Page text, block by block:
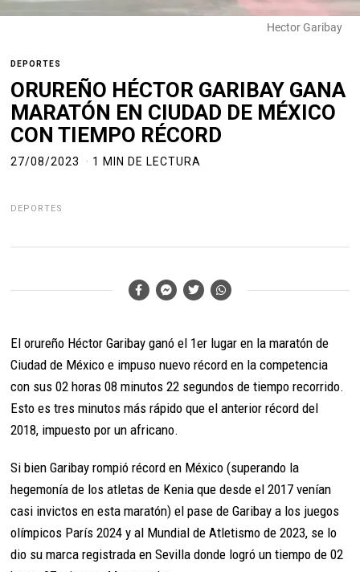
Hector Garibay
DEPORTES
ORUREÑO HÉCTOR GARIBAY GANA
MARATÓN EN CIUDAD DE MÉXICO
CON TIEMPO RÉCORD
27/08/2023 1 MIN DE LECTURA
DEPORTES
El orureño Héctor Garibay ganó el 1er lugar en la maratón de
Ciudad de México e impuso nuevo récord en la competencia
con sus 02 horas 08 minutos 22 segundos de tiempo recorrido.
Esto es tres minutos más rápido que el anterior récord del
2018, impuesto por un africano.
Si bien Garibay rompió récord en México (superando la
hegemonía de los atletas de Kenia que desde el 2017 venían
casi invictos en esta maratón) el pase de Garibay a los juegos
olímpicos París 2024 y al Mundial de Atletismo de 2023, se lo
dio su marca registrada en Sevilla donde logró un tiempo de 02